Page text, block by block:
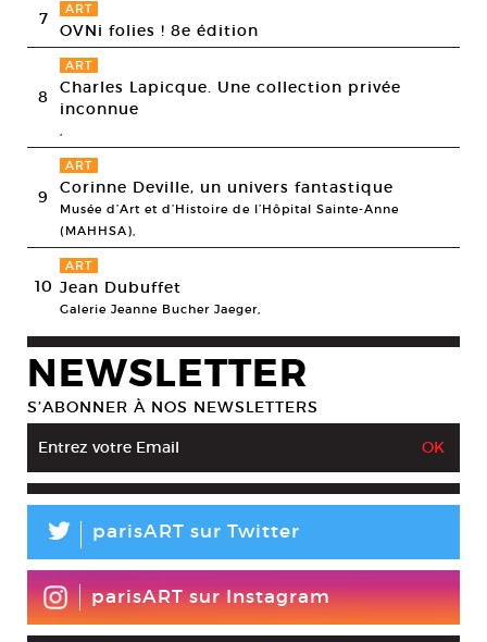
7 ART
OVNi folies ! 8e édition
8
ART
Charles Lapicque. Une collection privée
inconnue
,
9
ART
Corinne Deville, un univers fantastique
Musée d’Art et d’Histoire de l’Hôpital Sainte-Anne
(MAHHSA),
10
ART
Jean Dubuffet
Galerie Jeanne Bucher Jaeger,
NEWSLETTER
S’ABONNER À NOS NEWSLETTERS
L parisART sur Twitter
parisART sur Instagram